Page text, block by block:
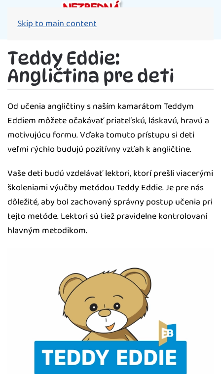
Skip to main content
Teddy Eddie:
Angličtina pre deti
Od učenia angličtiny s naším kamarátom Teddym
Eddiem môžete očakávať priateľskú, láskavú, hravú a
motivujúcu formu. Vďaka tomuto prístupu si deti
veľmi rýchlo budujú pozitívny vzťah k angličtine.
Vaše deti budú vzdelávať lektori, ktorí prešli viacerými
školeniami výučby metódou Teddy Eddie. Je pre nás
dôležité, aby bol zachovaný správny postup učenia pri
tejto metóde. Lektori sú tiež pravidelne kontrolovaní
hlavným metodikom.